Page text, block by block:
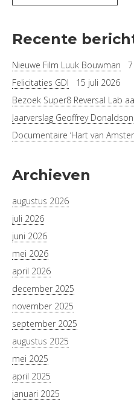
Recente
Nieuwe Film Luuk Bouwman
Felicitaties GDI
15 juli 2026
Bezoek Super8 Reversal Lab
Jaarverslag Geoffrey
Documentaire ‘Hart van
Archieven
augustus 2026
juli 2026
juni 2026
mei 2026
april 2026
december 2025
november 2025
september 2025
augustus 2025
mei 2025
april 2025
januari 2025